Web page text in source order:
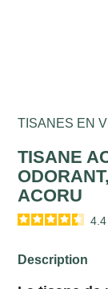
TISANES EN
TISANE
ACORU
4.4
Description